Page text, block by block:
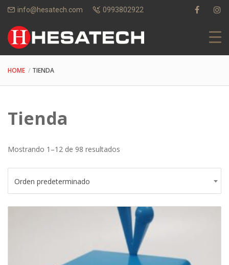
info@hesatech.com 0993802922
HOME TIENDA
Tienda
Mostrando 1–12 de 98 resultados
Orden predeterminado